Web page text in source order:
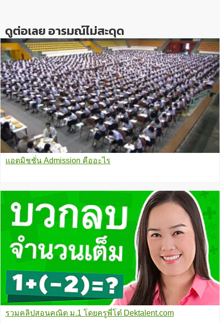
ดูต่อเลย อารมณ์ไม่สะดุด
แอดมิชชั่น Admission คืออะไร
รวมคลิปสอนคณิต ม.1 โดยครูพี่โต๋ Dektalent.com